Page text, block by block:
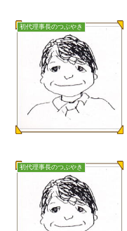
初代理事長のつぶやき
初代理事長のつぶやき